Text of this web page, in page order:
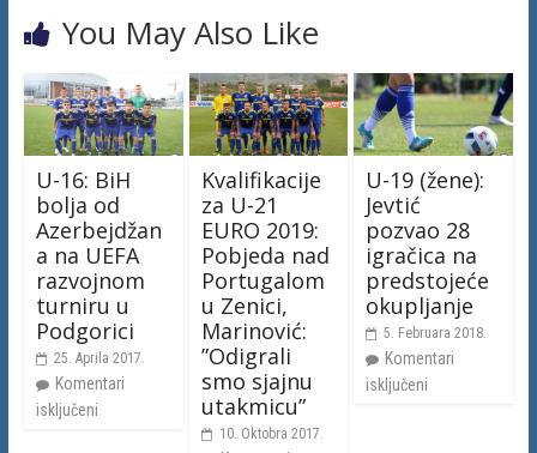
You May Also Like
U-16: BiH
bolja od
Azerbejdžan
a na UEFA
razvojnom
turniru u
Podgorici
25. Aprila 2017.
Komentari
isključeni
Kvalifikacije
za U-21
EURO 2019:
Pobjeda nad
Portugalom
u Zenici,
Marinović:
”Odigrali
smo sjajnu
utakmicu”
10. Oktobra 2017.
U-19 (žene):
Jevtić
pozvao 28
igračica na
predstojeće
okupljanje
5. Februara 2018.
Komentari
isključeni